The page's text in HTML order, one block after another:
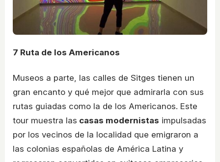
7 Ruta de los Americanos
Museos a parte, las calles de Sitges tienen un
gran encanto y qué mejor que admirarla con sus
rutas guiadas como la de los Americanos. Este
tour muestra las casas modernistas impulsadas
por los vecinos de la localidad que emigraron a
las colonias españolas de América Latina y